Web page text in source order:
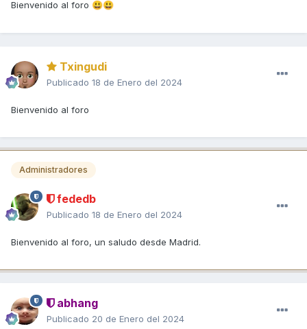
Bienvenido al foro 😃😃
Txingudi
Publicado 18 de Enero del 2024
Bienvenido al foro
Administradores
fededb
Publicado 18 de Enero del 2024
Bienvenido al foro, un saludo desde Madrid.
abhang
Publicado 20 de Enero del 2024